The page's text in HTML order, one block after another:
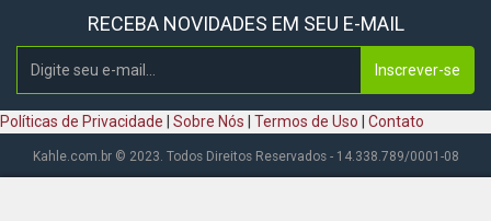
RECEBA NOVIDADES EM SEU E-MAIL
Inscrever-se
Políticas de Privacidade Sobre Nós Termos de Uso Contato
Kahle.com.br © 2023. Todos Direitos Reservados - 14.338.789/0001-08